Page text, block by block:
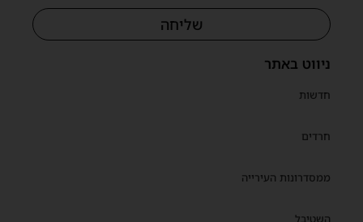
ניווט באתר
חדשות
חרדים
ממסדרונות העירייה
השטיבל
שליחה